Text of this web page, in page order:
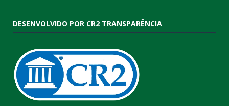
DESENVOLVIDO POR CR2 TRANSPARÊNCIA